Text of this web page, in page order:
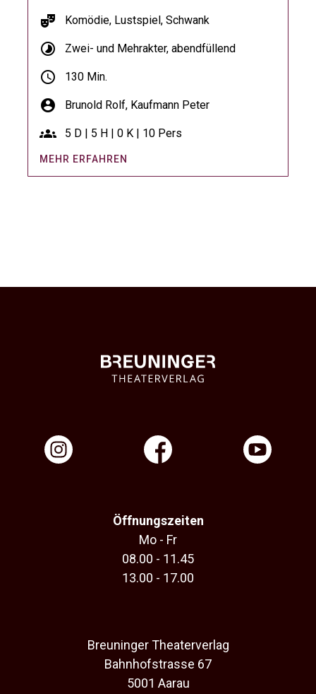
theater_comedy Komödie, Lustspiel, Schwank
timelapse Zwei- und Mehrakter, abendfüllend
schedule 130 Min.
account_circle Brunold Rolf,Kaufmann Peter
groups 5 D | 5 H | 0 K | 10 Pers
MEHR ERFAHREN
Öffnungszeiten
Mo - Fr
08.00 - 11.45
13.00 - 17.00
Breuninger Theaterverlag
Bahnhofstrasse 67
5001 Aarau